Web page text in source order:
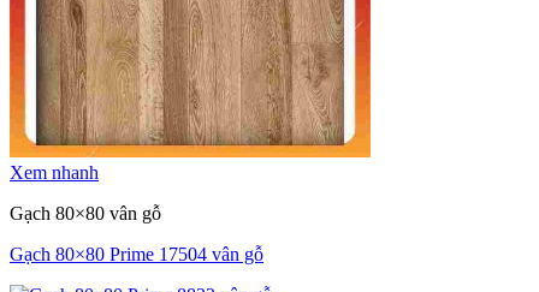
Xem nhanh
Gạch 80×80 vân gỗ
Gạch 80×80 Prime 17504 vân gỗ